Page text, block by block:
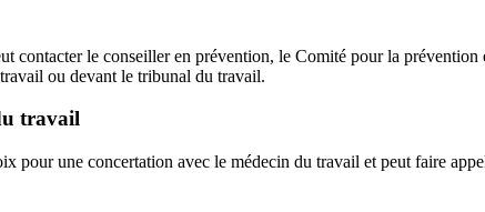
contacter le conseiller en prévention, le Comité pour la
ou devant le tribunal du travail.
travail
pour une concertation avec le médecin du travail et peut faire